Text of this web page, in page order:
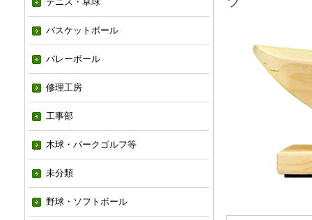
バスケットボール
バレーボール
修理工房
工事部
木球・パークゴルフ等
未分類
野球・ソフトボール